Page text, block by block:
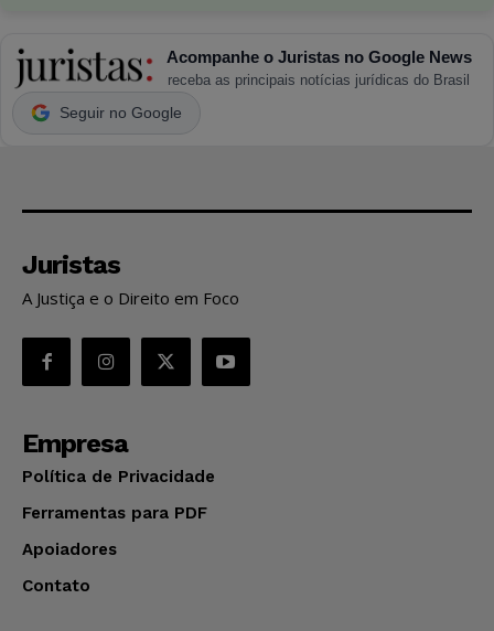
Acompanhe o Juristas no Google News
receba as principais notícias jurídicas do Brasil
Seguir no Google
Juristas
A Justiça e o Direito em Foco
Empresa
Política de Privacidade
Ferramentas para PDF
Apoiadores
Contato